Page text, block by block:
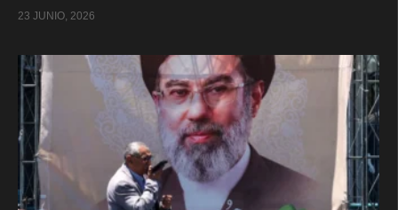
23 JUNIO, 2026